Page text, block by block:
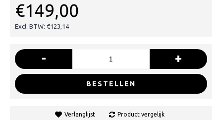
€149,00
Excl. BTW: €123,14
- +
BESTELLEN
Verlanglijst Product vergelijk